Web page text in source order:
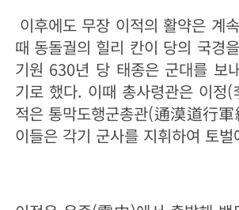
이후에도 무장 이적의 활약은 계
때 동돌궐의 힐리 칸이 당의 국경
기원 630년 당 태종은 군대를 보
기로 했다. 이때 총사령관은 이정
적은 통막도행군총관(通漠道行
이들은 각기 군사를 지휘하여 토벌